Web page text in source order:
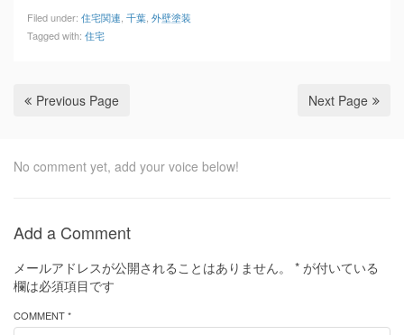
Filed under: 住宅関連 千葉 外壁塗装
Tagged with: 住宅
Previous Page Next Page
No comment yet, add your voice below!
Add a Comment
メールアドレスが公開されることはありません。 * が付いている
欄は必須項目です
COMMENT *